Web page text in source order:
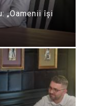
„Oamenii își